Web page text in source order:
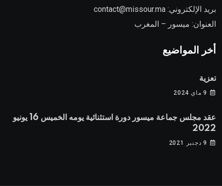
بريد الإلكتروني: contact@missour.ma
العنوان: ميسور – المغرب
أخر المواضيع
تعزية
9 ماي 2024
عقد مجلس جماعة ميسور دورة استثنائية يومه الخميس 16 يونيو
2022
9 دجنبر 2021